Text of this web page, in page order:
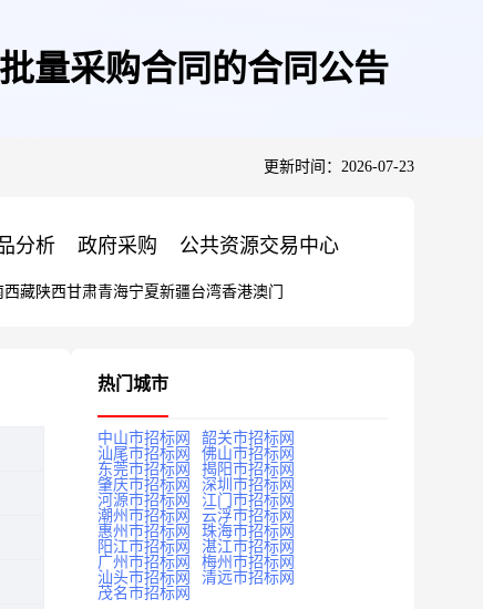
量采购合同的合同公告
更新时间：2026-07-23
分析 政府采购 公共资源交易中心
西藏陕西甘肃青海宁夏新疆台湾香港澳门
热门城市
中山市招标网
韶关市招标网
汕尾市招标网
佛山市招标网
东莞市招标网
揭阳市招标网
肇庆市招标网
深圳市招标网
河源市招标网
江门市招标网
潮州市招标网
云浮市招标网
惠州市招标网
珠海市招标网
阳江市招标网
湛江市招标网
广州市招标网
梅州市招标网
汕头市招标网
清远市招标网
茂名市招标网